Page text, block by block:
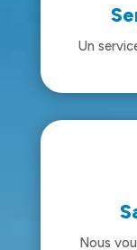
Un
Nous